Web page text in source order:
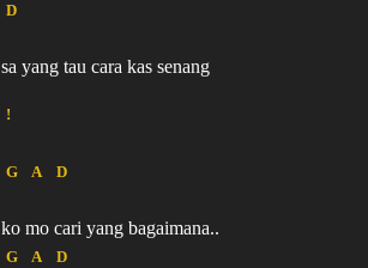
D
sa yang tau cara kas senang
!
G A D
ko mo cari yang bagaimana..
G A D